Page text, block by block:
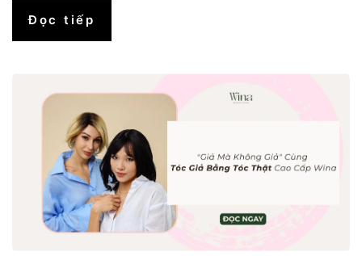
Đọc tiếp